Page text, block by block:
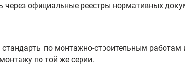
через официальные реестры нормативных
по монтажно‑строительным
по той же серии.